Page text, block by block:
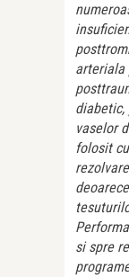
arteriala
diabetic,
vaselor
folosit
si spre